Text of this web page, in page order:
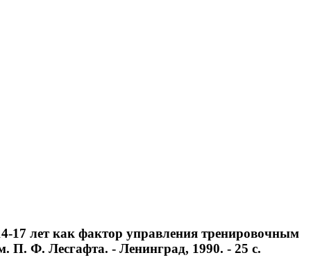
17 лет как фактор управления тренировочным
П. Ф. Лесгафта. - Ленинград, 1990. - 25 с.